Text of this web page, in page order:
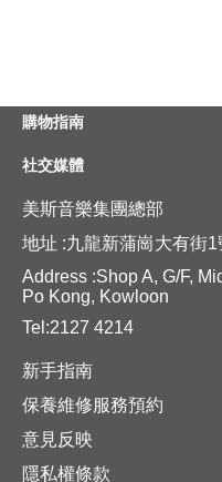
購物指南
社交媒體
美斯音樂集團總部
地址 :九龍新蒲崗大有街
Address :Shop A, G/F,
Po Kong, Kowloon
Tel:2127 4214
新手指南
保養維修服務預約
意見反映
隱私權條款